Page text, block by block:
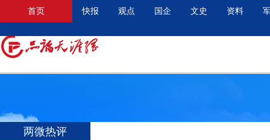
首页 快报 观点 国企 文史 资料
两微热评